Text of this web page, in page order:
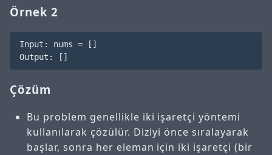
Örnek 2
Input: nums = []
Çözüm
Bu problem genellikle iki işaretçi yöntemi
kullanılarak çözülür. Diziyi önce sıralayarak
başlar, sonra her eleman için iki işaretçi (bir